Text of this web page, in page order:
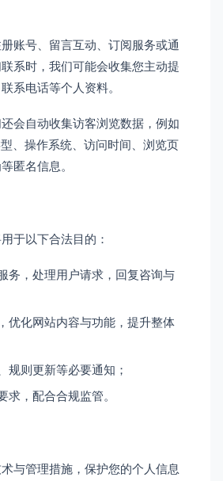
册账号、留言互动、订阅服务或通
系时，我们可能会收集您主动提
系电话等个人资料。
还会自动收集访客浏览数据，例如
、操作系统、访问时间、浏览页
匿名信息。
于以下合法目的：
务，处理用户请求，回复咨询与
优化网站内容与功能，提升整体
规则更新等必要通知；
求，配合合规监管。
与管理措施，保护您的个人信息